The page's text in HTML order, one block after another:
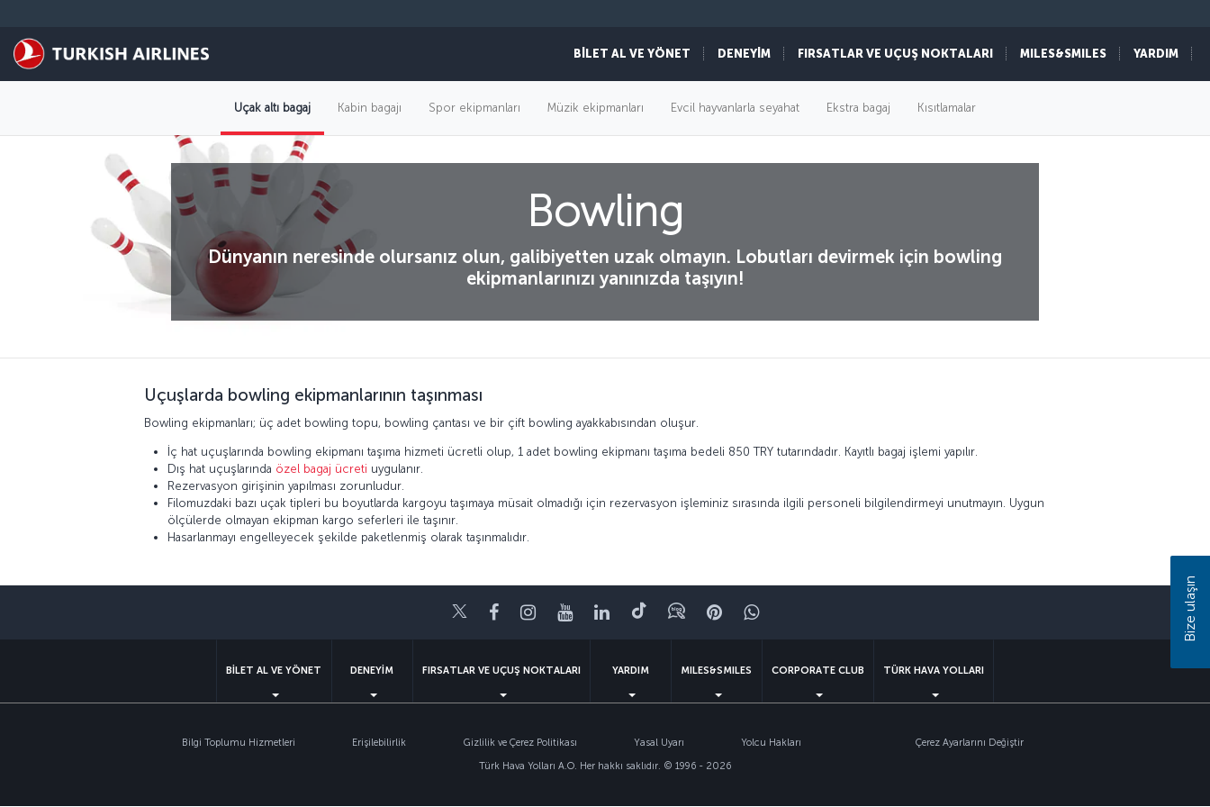
BİLET AL VE YÖNET DENEYİM FIRSATLAR VE UÇUŞ NOKTALARI MILES&SMILES YARDIM
Uçak altı bagaj Kabin bagajı Spor ekipmanları Müzik ekipmanları Evcil hayvanlarla seyahat Ekstra bagaj Kısıtlamalar
Bowling
Dünyanın neresinde olursanız olun, galibiyetten uzak olmayın. Lobutları devirmek için bowling
ekipmanlarınızı yanınızda taşıyın!
Uçuşlarda bowling ekipmanlarının taşınması
Bowling ekipmanları; üç adet bowling topu, bowling çantası ve bir çift bowling ayakkabısından oluşur.
İç hat uçuşlarında bowling ekipmanı taşıma hizmeti ücretli olup, 1 adet bowling ekipmanı taşıma bedeli 850 TRY tutarındadır. Kayıtlı bagaj işlemi yapılır.
Dış hat uçuşlarında özel bagaj ücreti uygulanır.
Rezervasyon girişinin yapılması zorunludur.
Filomuzdaki bazı uçak tipleri bu boyutlarda kargoyu taşımaya müsait olmadığı için rezervasyon işleminiz sırasında ilgili personeli bilgilendirmeyi unutmayın. Uygun
ölçülerde olmayan ekipman kargo seferleri ile taşınır.
Hasarlanmayı engelleyecek şekilde paketlenmiş olarak taşınmalıdır.
TwitterFacebookInstagram
YoutubeLinkedIn
TiktokBlogPinterestWhatsapp
BİLET AL VE YÖNET DENEYİM FIRSATLAR VE UÇUŞ NOKTALARI YARDIM MILES&SMILES CORPORATE CLUB TÜRK HAVA YOLLARI
Bilgi Toplumu Hizmetleri Erişilebilirlik Gizlilik ve Çerez Politikası Yasal Uyarı Yolcu Hakları
Çerez Ayarlarını Değiştir
Türk Hava Yolları A.O. Her hakkı saklıdır. © 1996 - 2026
Bize ulaşın